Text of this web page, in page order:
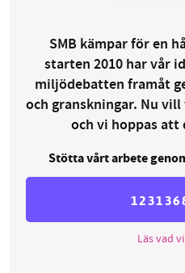
SMB kämpar för en
starten 2010 har vår
miljödebatten framåt
och granskningar. Nu
och vi hoppas
Stötta vårt arbete
Läs vad